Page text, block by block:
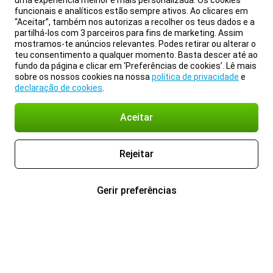
funcionais e analíticos estão sempre ativos. Ao clicares em
“Aceitar”, também nos autorizas a recolher os teus dados e a
partilhá-los com 3 parceiros para fins de marketing. Assim
mostramos-te anúncios relevantes. Podes retirar ou alterar o
teu consentimento a qualquer momento. Basta descer até ao
fundo da página e clicar em ‘Preferências de cookies’. Lê mais
sobre os nossos cookies na nossa política de privacidade e
declaração de cookies
Aceitar
Rejeitar
Gerir preferências